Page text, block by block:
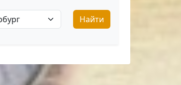
Найти